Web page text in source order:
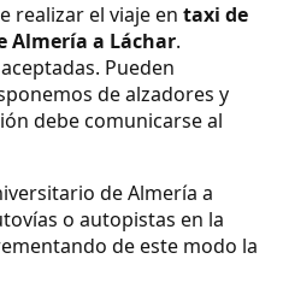
realizar el viaje en taxi de
Almería a Láchar.
Pueden
de alzadores y
debe comunicarse al
de Almería a
o autopistas en la
de este modo la